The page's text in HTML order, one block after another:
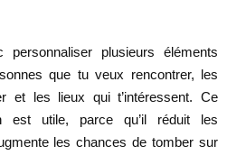
personnaliser plusieurs éléments
que tu veux rencontrer, les
et les lieux qui t’intéressent. Ce
est utile, parce qu’il réduit les
les chances de tomber sur